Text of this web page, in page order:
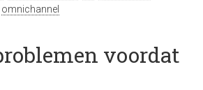
omnichannel
voordat